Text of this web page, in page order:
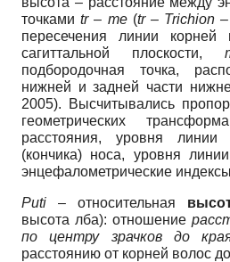
точкамиtr– me(tr – Trichion –
пересечения линии корней
сагиттальной плоскости,
подбородочная точка,
нижней и задней части
2005). Высчитывались
геометрических
расстояния, уровня
(кончика) носа, уровня
энцефалометрические
Puti – относительная
высота лба): отношение
по центру зрачков до
расстоянию от корней волос